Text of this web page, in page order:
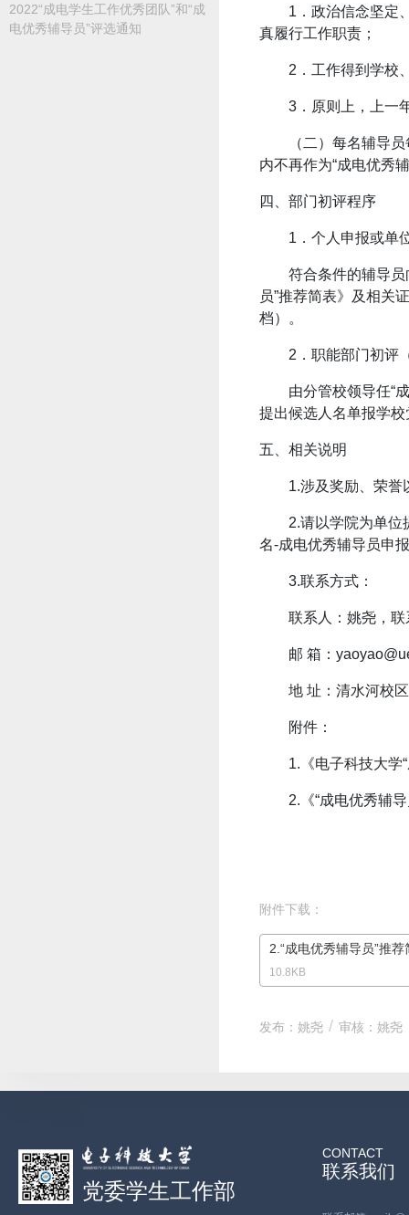
2022“成电学生工作优秀团队”和“成
电优秀辅导员”评选通知
1．政治信念坚定
真履行工作职责；
2．工作得到学校
3．原则上，上一
（二）每名辅导
内不再作为“成电优秀
四、部门初评程序
1．个人申报或单
符合条件的辅导员
员”推荐简表》及相关
档）。
2．职能部门初评
由分管校领导任“
提出候选人名单报学
五、相关说明
1.涉及奖励、荣誉
2.请以学院为单位
名-成电优秀辅导员申
3.联系方式：
联系人：姚尧，
邮 箱：
地 址：清水河校
附件：
1.《电子科技大学
2.《“成电优秀辅
附件下载：
10.8KB
发布：姚尧 审核：姚尧
党委学生工作部
CONTACT
联系我们